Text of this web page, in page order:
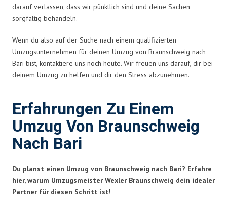
darauf verlassen, dass wir pünktlich sind und deine Sachen
sorgfältig behandeln.
Wenn du also auf der Suche nach einem qualifizierten
Umzugsunternehmen für deinen Umzug von Braunschweig nach
Bari bist, kontaktiere uns noch heute. Wir freuen uns darauf, dir bei
deinem Umzug zu helfen und dir den Stress abzunehmen.
Erfahrungen Zu Einem
Umzug Von Braunschweig
Nach Bari
Du planst einen Umzug von Braunschweig nach Bari? Erfahre
hier, warum Umzugsmeister Wexler Braunschweig dein idealer
Partner für diesen Schritt ist!